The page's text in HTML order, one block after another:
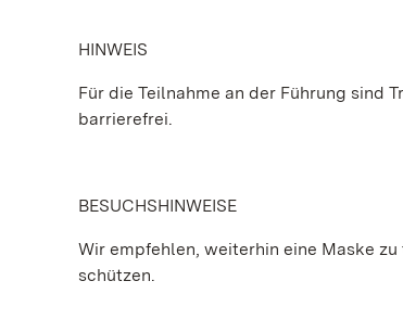
HINWEIS
Für die Teilnahme an der Führung sind
barrierefrei.
BESUCHSHINWEISE
Wir empfehlen, weiterhin eine Maske
schützen.